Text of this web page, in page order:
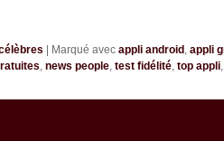
Marqué avec appli android ,appli
,news people,test fidélité,top appli